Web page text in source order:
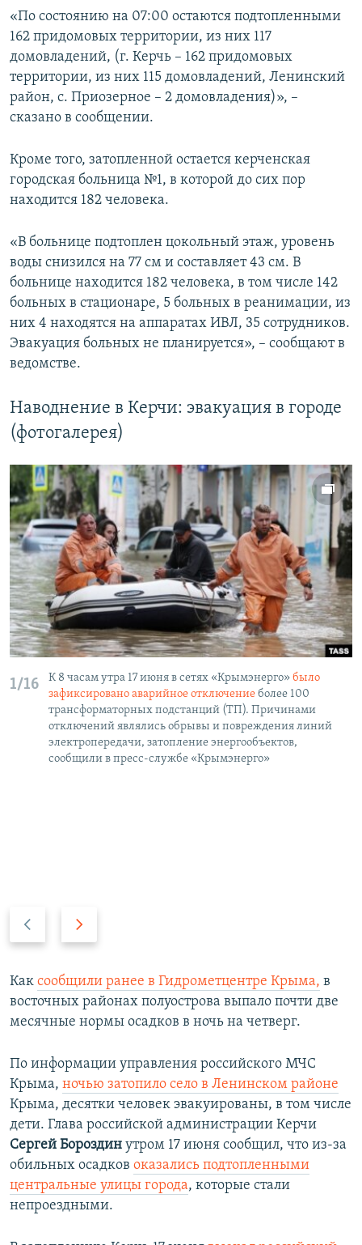
«По состоянию на 07:00 остаются подтопленными
162 придомовых территории, из них 117
домовладений, (г. Керчь – 162 придомовых
территории, из них 115 домовладений, Ленинский
район, с. Приозерное – 2 домовладения)», –
сказано в сообщении.
Кроме того, затопленной остается керченская
городская больница №1, в которой до сих пор
находится 182 человека.
«В больнице подтоплен цокольный этаж, уровень
воды снизился на 77 см и составляет 43 см. В
больнице находится 182 человека, в том числе 142
больных в стационаре, 5 больных в реанимации, из
них 4 находятся на аппаратах ИВЛ, 35 сотрудников.
Эвакуация больных не планируется», – сообщают в
ведомстве.
Наводнение в Керчи: эвакуация в городе
(фотогалерея)
1/16 К 8 часам утра 17 июня в сетях «Крымэнерго» было
зафиксировано аварийное отключение более 100
трансформаторных подстанций (ТП). Причинами
отключений являлись обрывы и повреждения линий
электропередачи, затопление энергообъектов,
сообщили в пресс-службе «Крымэнерго»
д
ы
д
щ
и
й
с
л
а
й
д
д
у
ю
и
й
с
л
а
й
д
Как сообщили ранее в Гидрометцентре Крыма, в
восточных районах полуострова выпало почти две
месячные нормы осадков в ночь на четверг.
По информации управления российского МЧС
Крыма, ночью затопило село в Ленинском районе
Крыма, десятки человек эвакуированы, в том числе
дети. Глава российской администрации Керчи
Сергей Бороздин утром 17 июня сообщил, что из-за
обильных осадков оказались подтопленными
центральные улицы города, которые стали
непроездными.